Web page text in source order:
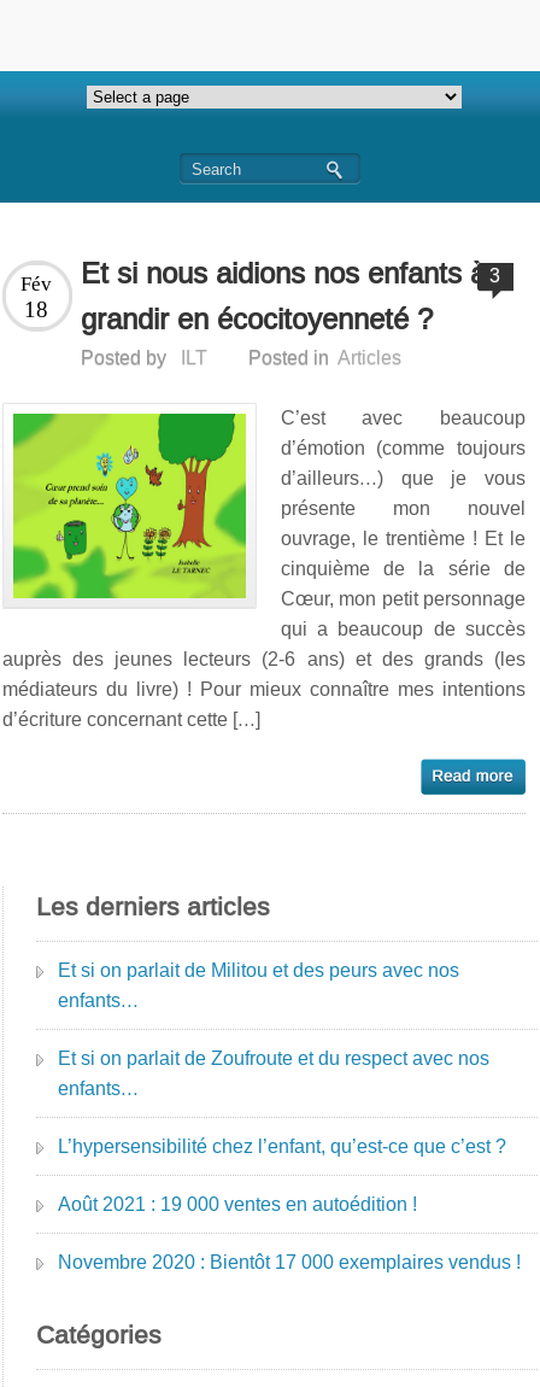
Et si nous aidions nos enfants à
grandir en écocitoyenneté ?
Fév
18
Posted by ILT Posted in Articles
3
C’est avec beaucoup
d’émotion (comme toujours
d’ailleurs…) que je vous
présente mon nouvel
ouvrage, le trentième ! Et le
cinquième de la série de
Cœur, mon petit personnage
qui a beaucoup de succès
auprès des jeunes lecteurs (2-6 ans) et des grands (les
médiateurs du livre) ! Pour mieux connaître mes intentions
d’écriture concernant cette […]
Les derniers articles
Et si on parlait de Militou et des peurs avec nos
enfants…
Et si on parlait de Zoufroute et du respect avec nos
enfants…
L’hypersensibilité chez l’enfant, qu’est-ce que c’est ?
Août 2021 : 19 000 ventes en autoédition !
Novembre 2020 : Bientôt 17 000 exemplaires vendus !
Catégories